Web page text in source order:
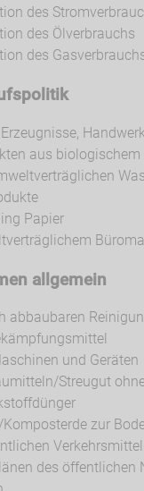
des
des Ölverbrauchs
des
aus biologischem
Papier
allgemein
abbaubaren
und Geräten
Streugut
zur
des öffentlichen